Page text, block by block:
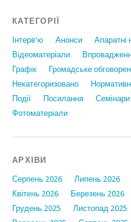
КАТЕГОРІЇ
Інтерв'ю Анонси Апаратні
Відеоматеріали
Графiк
Громадське
Некатегоризовано
Події
Посилання Семінари
Фотоматеріали
АРХІВИ
Серпень 2026 Липень 2026
Квітень 2026
Березень 2026
Грудень 2025
Листопад 2025